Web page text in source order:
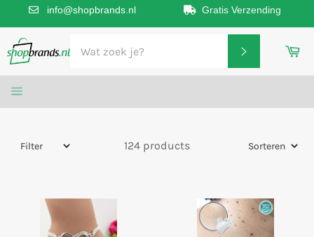
info@shopbrands.nl Gratis Verzending
naar
de
ZOEKEN
124 products